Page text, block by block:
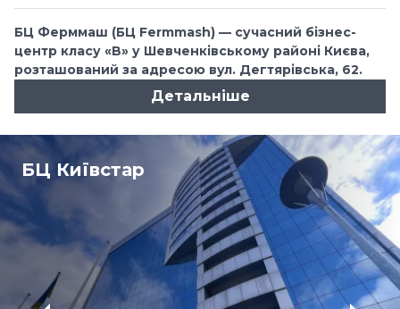
БЦ Ферммаш (БЦ Fermmash) — сучасний бізнес-
центр класу «B» у Шевченківському районі Києва,
розташований за адресою вул. Дегтярівська, 62.
Детальніше
БЦ Київстар